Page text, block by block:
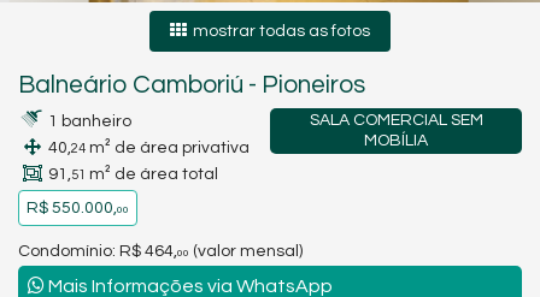
mostrar todas as fotos
Balneário Camboriú - Pioneiros
SALA COMERCIAL SEM
MOBÍLIA
1 banheiro
40,24 m² de área privativa
91,51 m² de área total
R$ 550.000,00
Condomínio: R$ 464, 00 (valor mensal)
Mais Informações via WhatsApp